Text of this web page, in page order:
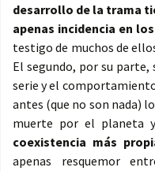
desarrollo de la trama
apenas incidencia en
testigo de muchos de
El segundo, por su
serie y el
antes (que no son nada)
muerte por el planeta
coexistencia más
apenas resquemor